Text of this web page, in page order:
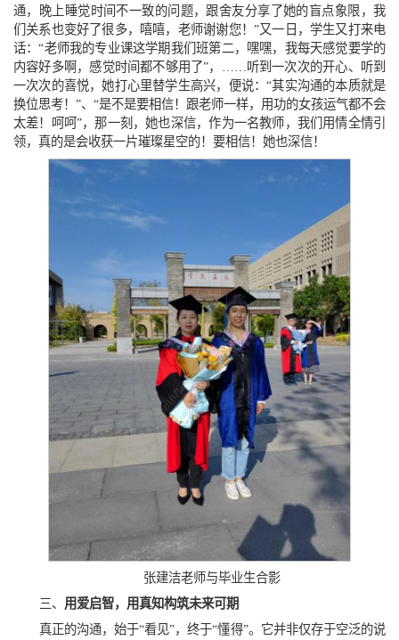
通，晚上睡觉时间不一致的问题，跟舍友分享了她的盲点象限，我
们关系也变好了很多，嘻嘻，老师谢谢您！”又一日，学生又打来电
话：“老师我的专业课这学期我们班第二，嘿嘿，我每天感觉要学的
内容好多啊，感觉时间都不够用了”，……听到一次次的开心、听到
一次次的喜悦，她打心里替学生高兴，便说：“其实沟通的本质就是
换位思考！”、“是不是要相信！跟老师一样，用功的女孩运气都不会
太差！呵呵”，那一刻，她也深信，作为一名教师，我们用情全情引
领，真的是会收获一片璀璨星空的！要相信！她也深信！
张建洁老师与毕业生合影
三、 用爱启智，用真知构筑未来可期
真正的沟通，始于“看见”，终于“懂得”。它并非仅存于空泛的说